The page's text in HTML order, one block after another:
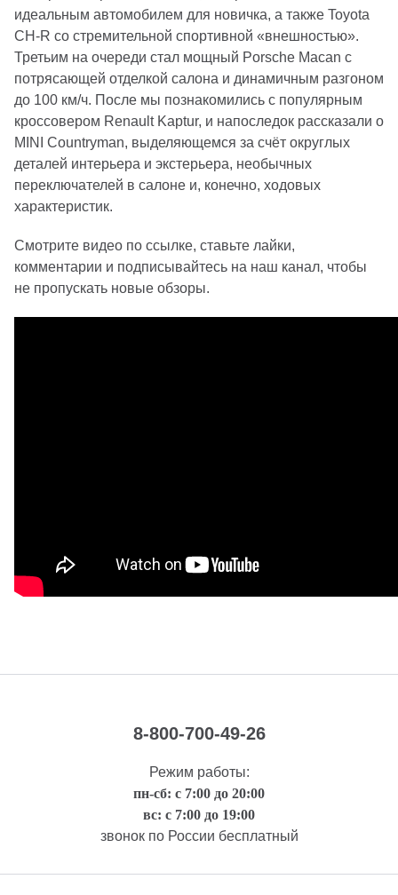
идеальным автомобилем для новичка, а также Toyota
CH-R со стремительной спортивной «внешностью».
Третьим на очереди стал мощный Porsche Macan с
потрясающей отделкой салона и динамичным разгоном
до 100 км/ч. После мы познакомились с популярным
кроссовером Renault Kaptur, и напоследок рассказали о
MINI Countryman, выделяющемся за счёт округлых
деталей интерьера и экстерьера, необычных
переключателей в салоне и, конечно, ходовых
характеристик.
Смотрите видео по ссылке, ставьте лайки,
комментарии и подписывайтесь на наш канал, чтобы
не пропускать новые обзоры.
8-800-700-49-26
Режим работы:
пн-сб: с 7:00 до 20:00
вс: с 7:00 до 19:00
звонок по России бесплатный